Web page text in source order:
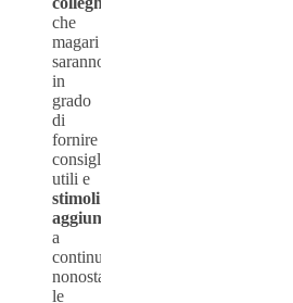
che
magari
saranno
in
grado
di
fornire
consigli
utili e
stimoli
aggiuntivi
a
continuare
nonostante
le